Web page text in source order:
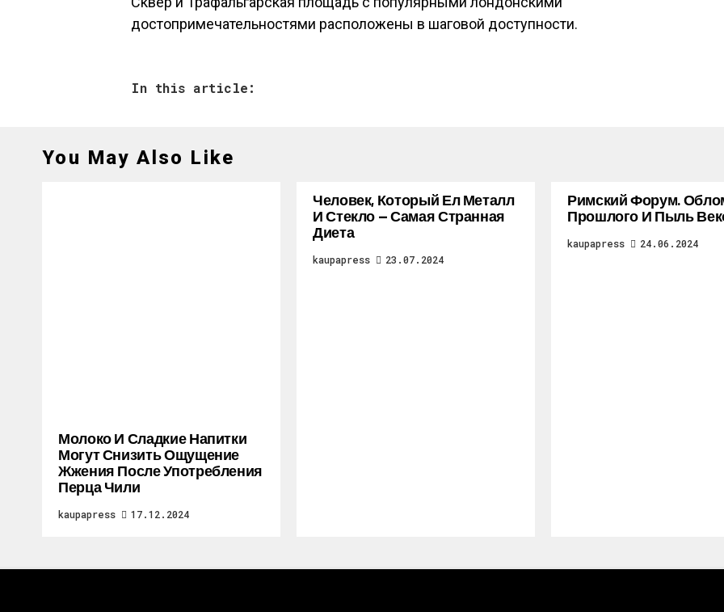
достопримечательностями расположены в шаговой доступности.
In this article:
You May Also Like
Молоко И Сладкие Напитки
Могут Снизить Ощущение
Жжения После Употребления
Перца Чили
kaupapress 17.12.2024
Человек, Который Ел Металл
И Стекло — Самая Странная
Диета
kaupapress 23.07.2024
Римский Форум.
Прошлого И Пыль
kaupapress 24.06.2024